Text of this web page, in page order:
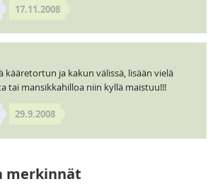
17.11.2008
kääretortun ja kakun välissä, lisään vielä
tai mansikkahilloa niin kyllä maistuu!!!
29.9.2008
merkinnät